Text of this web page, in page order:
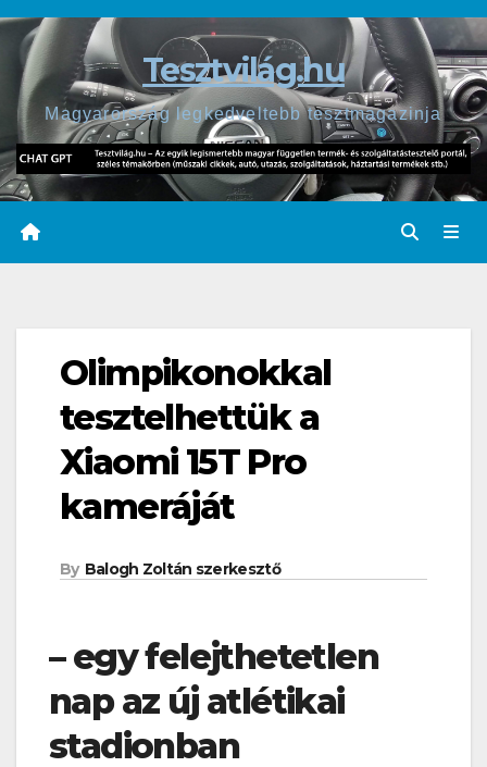
Skip
content
Tesztvilág.hu
Magyarország legkedveltebb tesztmagazinja
Olimpikonokkal
tesztelhettük a
Xiaomi 15T Pro
kameráját
By Balogh Zoltán szerkesztő
– egy felejthetetlen
nap az új atlétikai
stadionban